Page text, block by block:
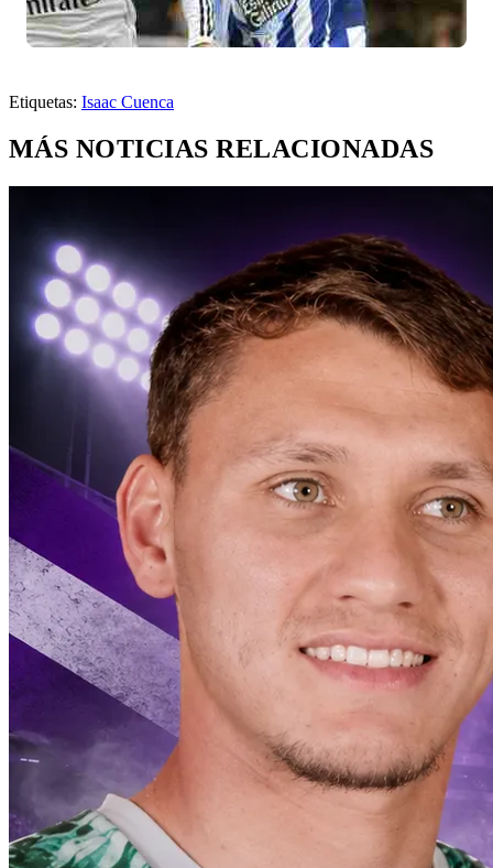
Etiquetas: Isaac Cuenca
MÁS NOTICIAS RELACIONADAS